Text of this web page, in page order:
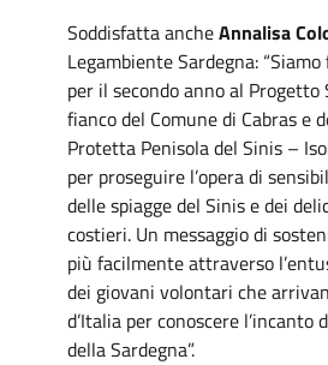
Soddisfatta ancheAnnalisa
Legambiente Sardegna:
per il secondo anno al
fianco del Comune di Cabras e
Protetta Penisola del Sinis –
per proseguire l’opera di
delle spiagge del Sinis e dei
costieri. Un messaggio di
più facilmente attraverso
dei giovani volontari che
d’Italia per conoscere
della Sardegna”.